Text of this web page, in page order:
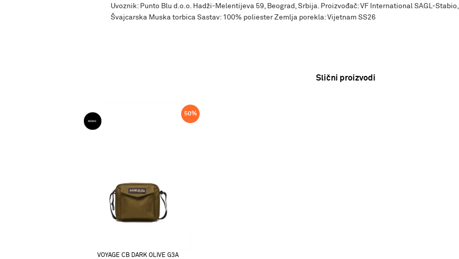
Uvoznik: Punto Blu d.o.o. Hadži-Melentijeva 59, Beograd, Srbija. Proizvođač: VF International SAGL-Stabio,
Švajcarska Muska torbica Sastav: 100% poliester Zemlja porekla: Vijetnam SS26
Slični proizvodi
50%
VOYAGE CB DARK OLIVE G3A